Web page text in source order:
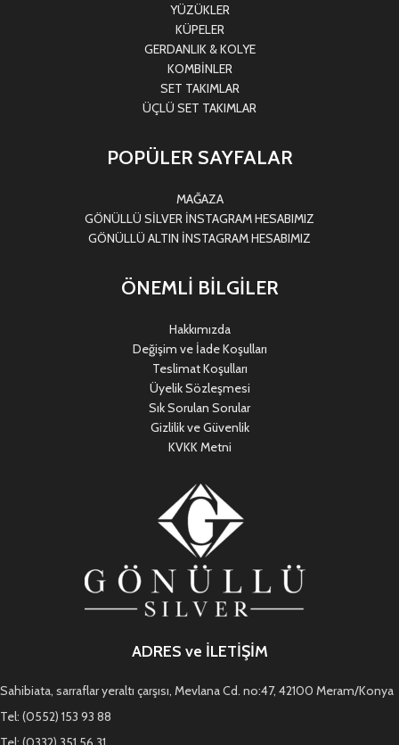
YÜZÜKLER
KÜPELER
GERDANLIK & KOLYE
KOMBİNLER
SET TAKIMLAR
ÜÇLÜ SET TAKIMLAR
POPÜLER SAYFALAR
MAĞAZA
GÖNÜLLÜ SİLVER İNSTAGRAM HESABIMIZ
GÖNÜLLÜ ALTIN İNSTAGRAM HESABIMIZ
ÖNEMLİ BİLGİLER
Hakkımızda
Değişim ve İade Koşulları
Teslimat Koşulları
Üyelik Sözleşmesi
Sık Sorulan Sorular
Gizlilik ve Güvenlik
KVKK Metni
ADRES ve İLETİŞİM
Sahibiata, sarraflar yeraltı çarşısı, Mevlana Cd. no:47, 42100 Meram/Konya
Tel: (0552) 153 93 88